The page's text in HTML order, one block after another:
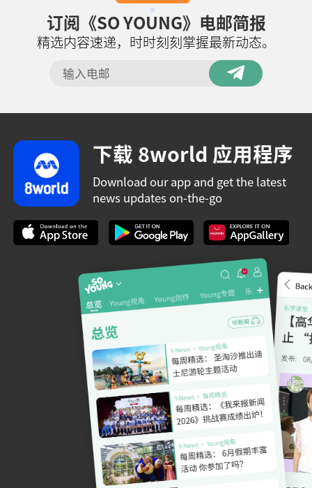
订阅《SO YOUNG》电邮简报
精选内容速递，时时刻刻掌握最新动态。
下载 8world 应用程序
Download our app and get the latest
news updates on-the-go